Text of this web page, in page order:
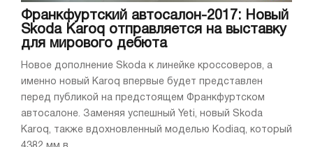
Франкфуртский автосалон-2017: Новый
Skoda Karoq отправляется на выставку
для мирового дебюта
Новое дополнение Skoda к линейке кроссоверов, а
именно новый Karoq впервые будет представлен
перед публикой на предстоящем Франкфуртском
автосалоне. Заменяя успешный Yeti, новый Skoda
Karoq, также вдохновленный моделью Kodiaq, который